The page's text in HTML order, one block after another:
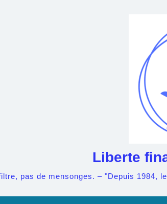
Liberte
pas de mensonges. – "Depuis 1984,